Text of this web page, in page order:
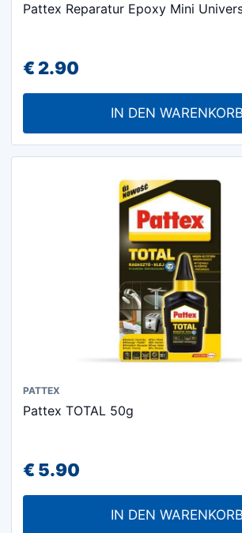
Pattex Reparatur Epoxy Mini
€2.90
IN DEN WARENKORB
PATTEX
Pattex TOTAL 50g
€5.90
IN DEN WARENKORB